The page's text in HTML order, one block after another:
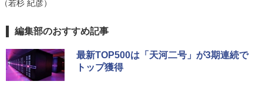
5
本日超得 P5倍｜MS Office 2024 H&B 搭
載｜中古 2in1 ノートパソコン Windows
5
【マラソン値引中！RTX5070搭載 国内組
立 新品】ゲーミングPC RTX5070 Ryzen
7 5700X メモリ32GB SSD1TB Window
￥18,090
薬屋のひとりごと 17巻 (デジタル版ビッグガ
ンガンコミックス)
￥770
（若杉 紀彦）
編集部のおすすめ記事
最新TOP500は「天河二号」が3期連続で
トップ獲得